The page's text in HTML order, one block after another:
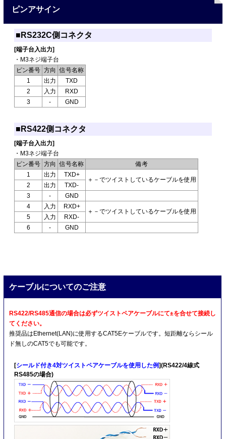
ピンアサイン
■RS232C側コネクタ
[端子台入出力]
・M3ネジ端子台
ピン番号 方向
信号名称
1
出力
TXD
2
入力
RXD
3
- GND
■RS422側コネクタ
[端子台入出力]
・M3ネジ端子台
ピン番号 方向 信号名称
備考
1
出力 TXD+
＋－でツイストしているケーブルを使用
2 出力
TXD-
3
-
GND
4
入力 RXD+
＋－でツイストしているケーブルを使用
5 入力
RXD-
6
- GND
ケーブルについてのご注意
RS422/RS485通信の場合は必ずツイストペアケーブルにて±を合せて接続し
てください。
推奨品はEthernet(LAN)に使用するCAT5Eケーブルです。短距離ならシール
ド無しのCAT5でも可能です。
[シールド付き4対ツイストペアケーブルを使用した例](RS422/4線式
RS485の場合)